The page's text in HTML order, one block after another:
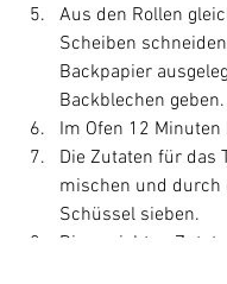
Aus den Rollen
Scheiben
Backpapier
Backblechen geben.
Im Ofen 12 Minuten
Die Zutaten für das
mischen und durch
Schüssel sieben.
Die gesiebten